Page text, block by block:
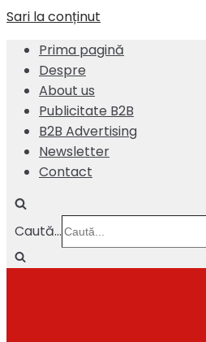
Sari la conținut
Prima pagină
Despre
About us
Publicitate B2B
B2B Advertising
Newsletter
Contact
Caută...